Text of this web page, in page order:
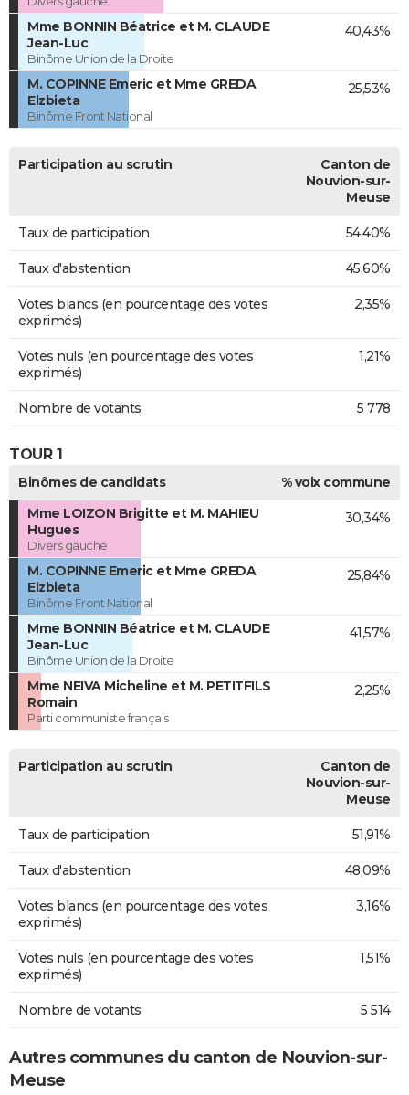
Mme BONNIN Béatrice et M. CLAUDE
Jean-Luc
Binôme Union de la Droite
40,43%
M. COPINNE Emeric et Mme GREDA
Elzbieta
Binôme Front National
25,53%
Participation au scrutin
Canton de
Nouvion-sur-
Meuse
Taux de participation 54,40%
Taux d'abstention 45,60%
Votes blancs (en pourcentage des votes
exprimés)
2,35%
Votes nuls (en pourcentage des votes
exprimés)
1,21%
Nombre de votants 5 778
TOUR 1
Binômes de candidats
% voix commune
Mme LOIZON Brigitte et M. MAHIEU
Hugues
Divers gauche
30,34%
M. COPINNE Emeric et Mme GREDA
Elzbieta
Binôme Front National
25,84%
Mme BONNIN Béatrice et M. CLAUDE
Jean-Luc
Binôme Union de la Droite
41,57%
Mme NEIVA Micheline et M. PETITFILS
Romain
Parti communiste français
2,25%
Participation au scrutin
Canton de
Nouvion-sur-
Meuse
Taux de participation 51,91%
Taux d'abstention 48,09%
Votes blancs (en pourcentage des votes
exprimés)
3,16%
Votes nuls (en pourcentage des votes
exprimés)
1,51%
Nombre de votants 5 514
Autres communes du canton de Nouvion-sur-
Meuse